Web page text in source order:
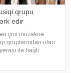
qrupu
edir
çox müzakirə
qruplarından olan
ilə bağlı